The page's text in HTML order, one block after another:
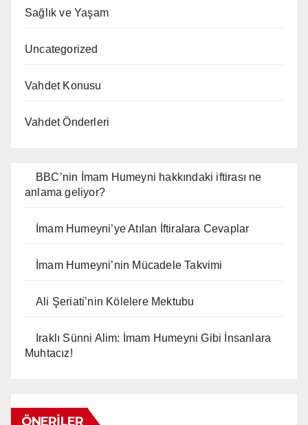
Sağlık ve Yaşam
Uncategorized
Vahdet Konusu
Vahdet Önderleri
BBC’nin İmam Humeyni hakkındaki iftirası ne
anlama geliyor?
İmam Humeyni’ye Atılan İftiralara Cevaplar
İmam Humeyni’nin Mücadele Takvimi
Ali Şeriati’nin Kölelere Mektubu
Iraklı Sünni Alim: İmam Humeyni Gibi İnsanlara
Muhtacız!
ÖNERILER